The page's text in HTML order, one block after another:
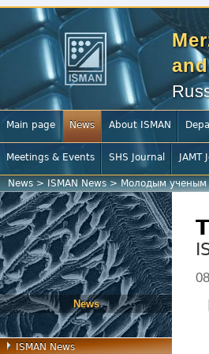
Main page News About ISMAN
Meetings & Events SHS Journal JAMT
News >ISMAN News>Молодым ученым
News
ISMAN News